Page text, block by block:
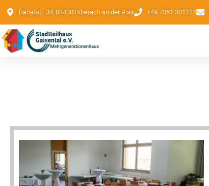
Banatstr. 34, 88400 Biberach an der Riss +49 7351 301122